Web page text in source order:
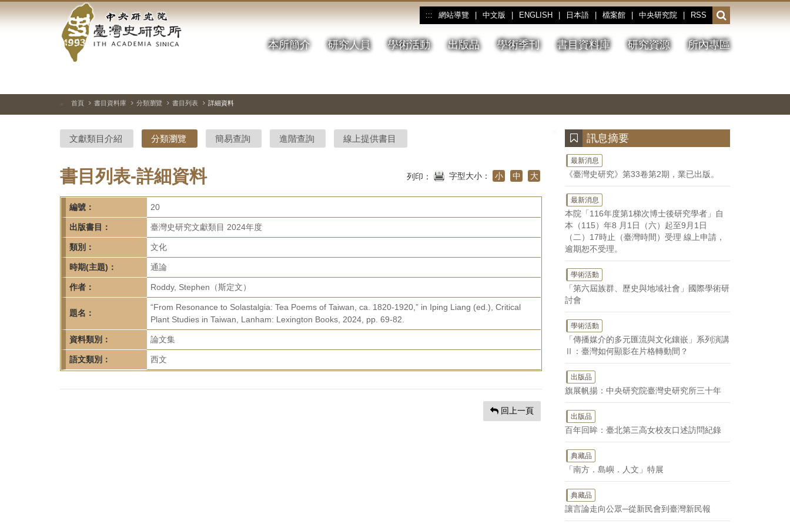
到
中
央
研
院-
臺
灣
史
研
究
所-
首
頁
::: 網站導覽 中文版 ENGLISH 日本語 檔案館 中央研究院 RSS
開
啟
或
收
本所簡介 研究人員 學術活動 出版品 學術季刊 書目資料庫 研究資源 所內專區
停、
圖
圖
結
::: 首頁 書目資料庫 分類瀏覽 書目列表 詳細資料
文獻類目介紹 分類瀏覽 簡易查詢 進階查詢 線上提供書目
書目列表-詳細資料 列印： 字型大小： 小 中 大
編號： 20
出版書目： 臺灣史研究文獻類目 2024年度
類別： 文化
時期(主題)： 通論
作者： Roddy, Stephen（斯定文）
題名：
“From Resonance to Solastalgia: Tea Poems of Taiwan, ca. 1820-1920,” in Iping Liang (ed.), Critical
Plant Studies in Taiwan, Lanham: Lexington Books, 2024, pp. 69-82.
資料類別： 論文集
語文類別： 西文
回上一頁
訊息摘要
最新消息
《臺灣史研究》第33卷第2期，業已出版。
最新消息
本院「116年度第1梯次博士後研究學者」自
本（115）年8 月1日（六）起至9月1日
（二）17時止（臺灣時間）受理 線上申請，
逾期恕不受理。
學術活動
「第六屆族群、歷史與地域社會」國際學術研
討會
學術活動
「傳播媒介的多元匯流與文化鑲嵌」系列演講
Ⅱ：臺灣如何顯影在片格轉動間？
出版品
旗展帆揚：中央研究院臺灣史研究所三十年
出版品
百年回眸：臺北第三高女校友口述訪問紀錄
典藏品
「南方．島嶼．人文」特展
典藏品
讓言論走向公眾─從新民會到臺灣新民報